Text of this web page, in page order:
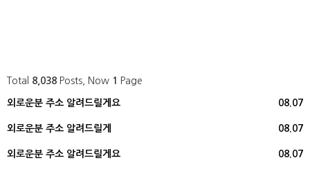
Total 8,038 Posts, Now 1 Page
08.07
외로운분 주소 알려드릴게요
08.07
외로운분 주소 알려드릴게
08.07
외로운분 주소 알려드릴게요